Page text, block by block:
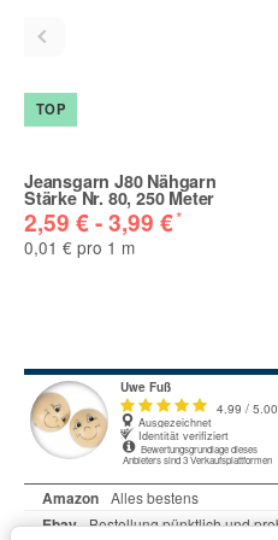
TOP
Jeansgarn J80 Nähgarn
Stärke Nr. 80, 250 Meter
2,59 € -3,99 €*
0,01 € pro 1 m